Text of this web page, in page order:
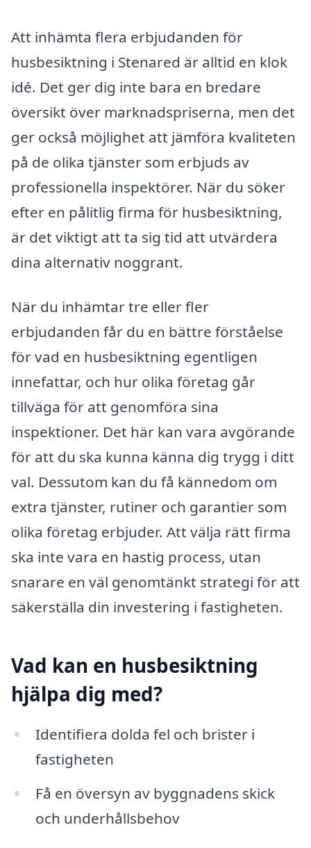
Att inhämta flera erbjudanden för
husbesiktning i Stenared är alltid en klok
idé. Det ger dig inte bara en bredare
översikt över marknadspriserna, men det
ger också möjlighet att jämföra kvaliteten
på de olika tjänster som erbjuds av
professionella inspektörer. När du söker
efter en pålitlig firma för husbesiktning,
är det viktigt att ta sig tid att utvärdera
dina alternativ noggrant.
När du inhämtar tre eller fler
erbjudanden får du en bättre förståelse
för vad en husbesiktning egentligen
innefattar, och hur olika företag går
tillväga för att genomföra sina
inspektioner. Det här kan vara avgörande
för att du ska kunna känna dig trygg i ditt
val. Dessutom kan du få kännedom om
extra tjänster, rutiner och garantier som
olika företag erbjuder. Att välja rätt firma
ska inte vara en hastig process, utan
snarare en väl genomtänkt strategi för att
säkerställa din investering i fastigheten.
Vad kan en husbesiktning
hjälpa dig med?
Identifiera dolda fel och brister i
fastigheten
Få en översyn av byggnadens skick
och underhållsbehov